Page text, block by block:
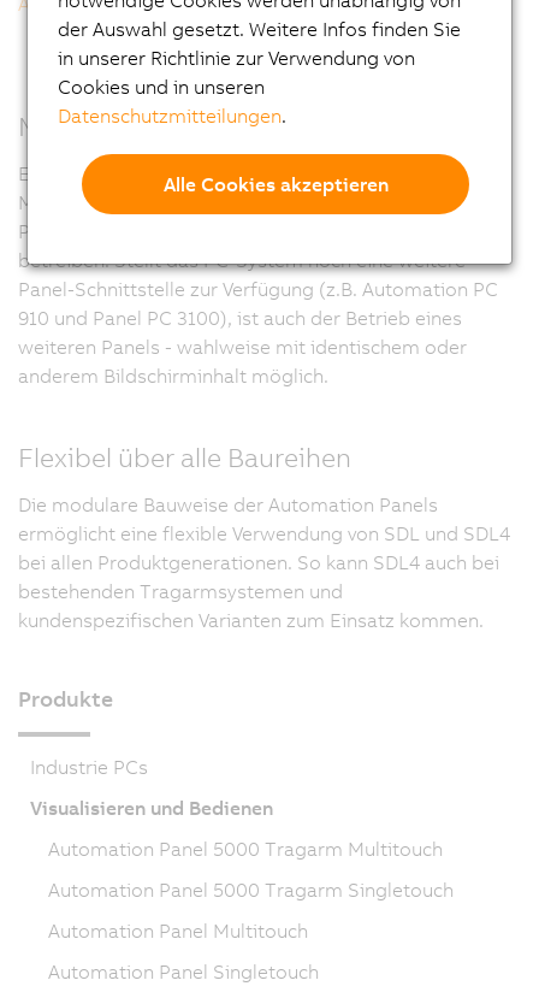
Multi-Panel-Betrieb
Eine wesentliche Erweiterung gegenüber SDL3 ist die
Möglichkeit, über einen SDL/SDL4 Splitter bis zu 3
Panels an einem Automation PC oder Panel PC zu
betreiben. Stellt das PC-System noch eine weitere
Panel-Schnittstelle zur Verfügung (z.B. Automation PC
910 und Panel PC 3100), ist auch der Betrieb eines
weiteren Panels - wahlweise mit identischem oder
anderem Bildschirminhalt möglich.
Flexibel über alle Baureihen
Die modulare Bauweise der Automation Panels
ermöglicht eine flexible Verwendung von SDL und SDL4
bei allen Produktgenerationen. So kann SDL4 auch bei
bestehenden Tragarmsystemen und
kundenspezifischen Varianten zum Einsatz kommen.
Produkte
Industrie PCs
Visualisieren und Bedienen
Automation Panel 5000 Tragarm Multitouch
Automation Panel 5000 Tragarm Singletouch
Automation Panel Multitouch
Automation Panel Singletouch
der Auswahl gesetzt. Weitere Infos finden Sie
in unserer Richtlinie zur Verwendung von
Cookies und in unseren
Datenschutzmitteilungen.
Alle Cookies akzeptieren